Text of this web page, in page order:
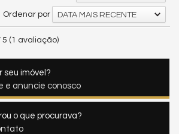
Ordenar por DATA MAIS RECENTE
5 (1 avaliação)
seu imóvel?
e anuncie conosco
o que procurava?